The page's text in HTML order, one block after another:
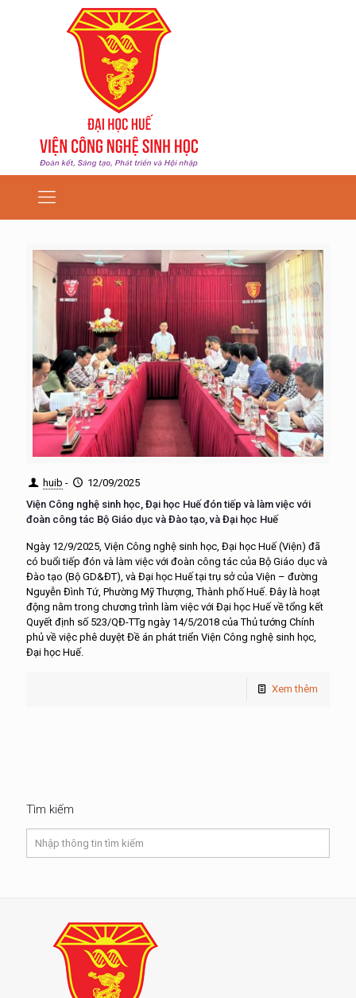
huib -
12/09/2025
Viện Công nghệ sinh học, Đại học Huế đón tiếp và làm việc với
đoàn công tác Bộ Giáo dục và Đào tạo, và Đại học Huế
Ngày 12/9/2025, Viện Công nghệ sinh học, Đại học Huế (Viện) đã
có buổi tiếp đón và làm việc với đoàn công tác của Bộ Giáo dục và
Đào tạo (Bộ GD&ĐT), và Đại học Huế tại trụ sở của Viện – đường
Nguyễn Đình Tứ, Phường Mỹ Thượng, Thành phố Huế. Đây là hoạt
động nằm trong chương trình làm việc với Đại học Huế về tổng kết
Quyết định số 523/QĐ-TTg ngày 14/5/2018 của Thủ tướng Chính
phủ về việc phê duyệt Đề án phát triển Viện Công nghệ sinh học,
Đại học Huế.
Xem thêm
Tìm kiếm